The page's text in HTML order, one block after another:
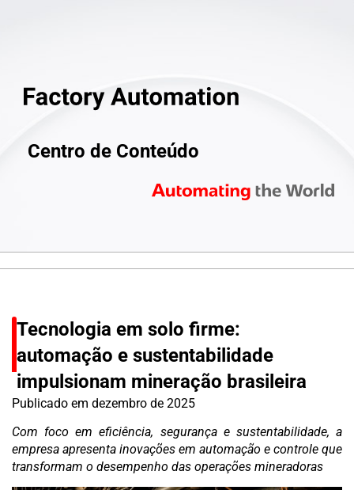
Centro de Conteúdo
Tecnologia em solo firme:
automação e sustentabilidade
impulsionam mineração brasileira
Publicado em dezembro de 2025
Com foco em eficiência, segurança e sustentabilidade, a
empresa apresenta inovações em automação e controle que
transformam o desempenho das operações mineradoras